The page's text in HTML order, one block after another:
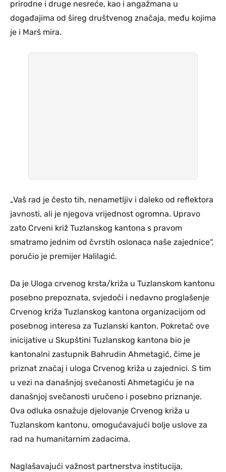
prirodne i druge nesreće, kao i angažmana u
događajima od šireg društvenog značaja, među kojima
je i Marš mira.
„Vaš rad je često tih, nenametljiv i daleko od reflektora
javnosti, ali je njegova vrijednost ogromna. Upravo
zato Crveni križ Tuzlanskog kantona s pravom
smatramo jednim od čvrstih oslonaca naše zajednice“,
poručio je premijer Halilagić.
Da je Uloga crvenog krsta/križa u Tuzlanskom kantonu
posebno prepoznata, svjedoči i nedavno proglašenje
Crvenog križa Tuzlanskog kantona organizacijom od
posebnog interesa za Tuzlanski kanton. Pokretač ove
inicijative u Skupštini Tuzlanskog kantona bio je
kantonalni zastupnik Bahrudin Ahmetagić, čime je
priznat značaj i uloga Crvenog križa u zajednici. S tim
u vezi na današnjoj svečanosti Ahmetagiću je na
današnjoj svečanosti uručeno i posebno priznanje.
Ova odluka osnažuje djelovanje Crvenog križa u
Tuzlanskom kantonu, omogućavajući bolje uslove za
rad na humanitarnim zadacima.
Naglašavajući važnost partnerstva institucija,